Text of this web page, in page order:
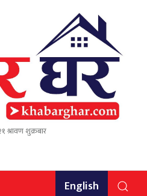
श्रावण शुक्रबार
English